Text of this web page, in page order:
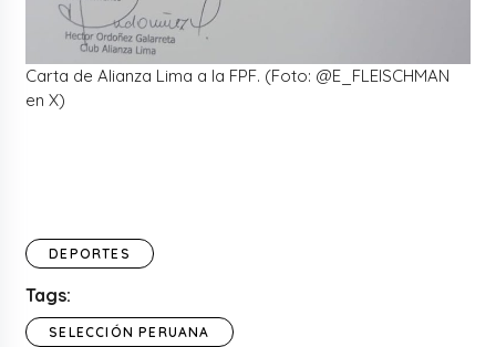
Carta de Alianza Lima a la FPF. (Foto: @E_FLEISCHMAN
en X)
DEPORTES
Tags:
SELECCIÓN PERUANA